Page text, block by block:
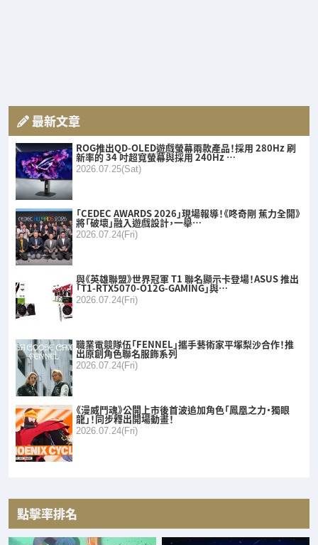
最新文章
ROG推出QD-OLED遊戲螢幕兩款產品！採用 280Hz 刷
新率的 34 吋超寬螢幕與採用 240Hz …
2026.07.25(Sat)
「CEDEC AWARDS 2026」現場報導！《咚奇剛 蕉力全開》
將「破壞」融入遊戲設計，一舉…
2026.07.24(Fri)
與《英雄聯盟》世界冠軍 T1 聯名顯示卡登場！ASUS 推出
「T1-RTX5070-O12G-GAMING」與…
2026.07.24(Fri)
職業電競隊伍「FENNEL」攜手藝術家平塚梨沙合作！推
出原創角色聯名服飾系列
2026.07.24(Fri)
《漫威鬥魂》公開上市後首波追加角色「鳳凰之力・獨眼
龍」！同步釋出開場動畫！
2026.07.24(Fri)
點擊率排名